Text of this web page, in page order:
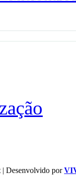
Desenvolvido por